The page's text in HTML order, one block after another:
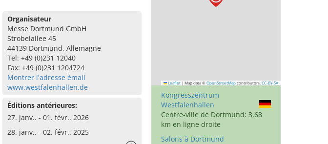
Organisateur
Messe Dortmund GmbH
Strobelallee 45
44139 Dortmund, Allemagne
Tel: +49 (0)231 12040
Fax: +49 (0)231 1204724
Montrer l'adresse émail
www.westfalenhallen.de
Éditions antérieures:
27. janv.. - 01. févr.. 2026
28. janv.. - 02. févr.. 2025
Leaflet | Map data © OpenStreetMap contributors, CC-BY-SA
Kongresszentrum
Westfalenhallen
Centre-ville de Dortmund: 3,68
km en ligne droite
Salons à Dortmund